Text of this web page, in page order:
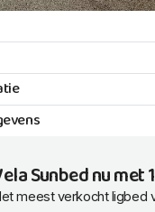
Sunbed nu met
meest verkocht ligbed